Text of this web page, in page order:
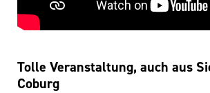
Tolle Veranstaltung, auch aus
Coburg